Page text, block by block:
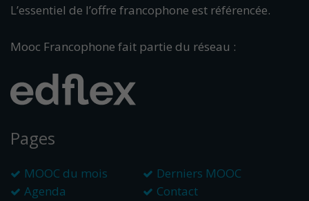
L’essentiel de l’offre francophone est référencée.
Mooc Francophone fait partie du réseau :
Pages
MOOC du mois
Derniers MOOC
Agenda
Contact